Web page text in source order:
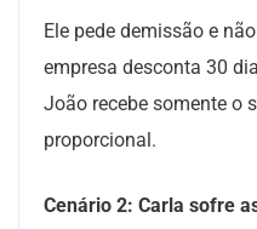
Ele pede demissão e
empresa desconta 30
João recebe somente o
proporcional.
Cenário 2: Carla sofre